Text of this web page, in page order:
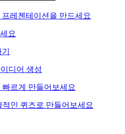
레젠테이션을 만드세요
요
디어 생성
르게 만들어보세요
인 퀴즈로 만들어보세요